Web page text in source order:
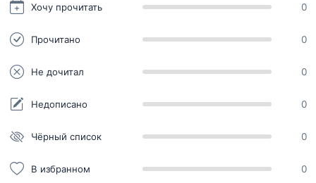
Хочу прочитать 0
Прочитано 0
Не дочитал 0
Недописано 0
Чёрный список 0
В избранном 0